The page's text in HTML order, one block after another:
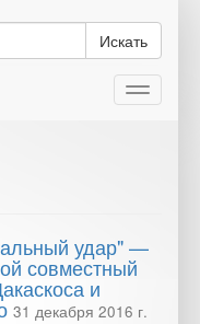
Искать
Toggle
удар" —
совместный
и
31 декабря 2016 г.